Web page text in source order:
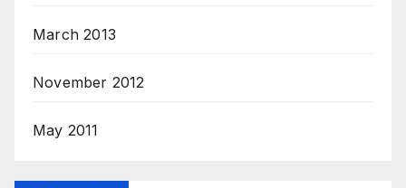
March 2013
November 2012
May 2011